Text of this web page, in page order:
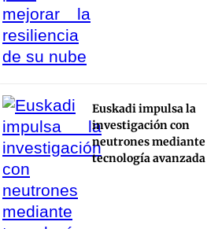
Euskadi impulsa la
investigación con
neutrones mediante
tecnología avanzada